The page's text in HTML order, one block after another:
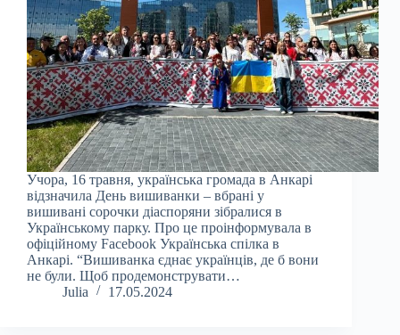
Учора, 16 травня, українська громада в Анкарі
відзначила День вишиванки – вбрані у
вишивані сорочки діаспоряни зібралися в
Українському парку. Про це проінформувала в
офіційному Facebook Українська спілка в
Анкарі. “Вишиванка єднає українців, де б вони
не були. Щоб продемонструвати…
Julia
17.05.2024